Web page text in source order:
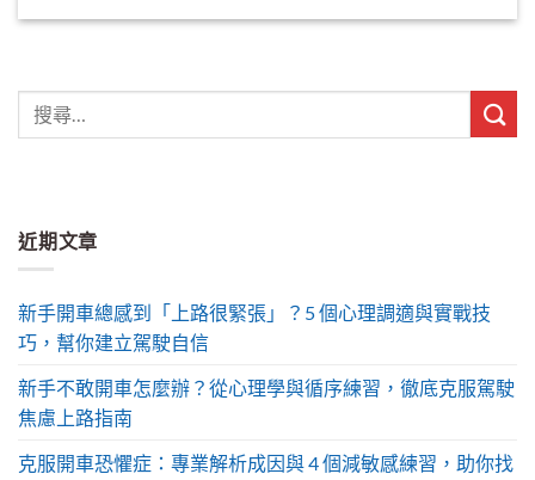
近期文章
新手開車總感到「上路很緊張」？5 個心理調適與實戰技
巧，幫你建立駕駛自信
新手不敢開車怎麼辦？從心理學與循序練習，徹底克服駕駛
焦慮上路指南
克服開車恐懼症：專業解析成因與 4 個減敏感練習，助你找